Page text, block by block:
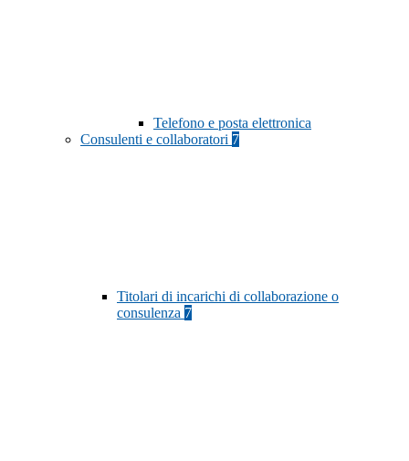
Telefono e posta elettronica
Consulenti e collaboratori 7
Titolari di incarichi di collaborazione o
consulenza 7